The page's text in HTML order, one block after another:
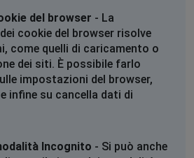
• 1 anni ago
rider ne deliveroo
rider ne deliveroo
del browser - La
cookie del browser risolve
come quelli di caricamento o
dei siti. È possibile farlo
impostazioni del browser,
infine su cancella dati di
Incognito - Si può anche